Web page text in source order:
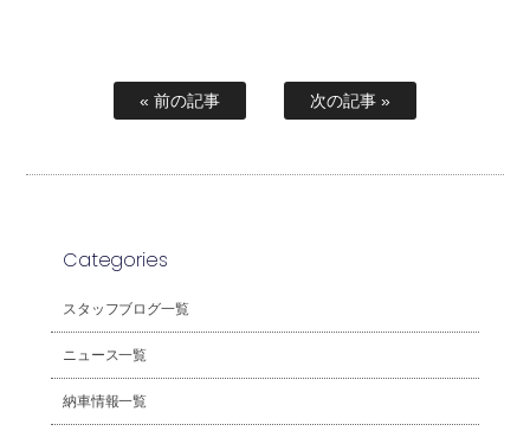
« 前の記事 次の記事 »
Categories
スタッフブログ一覧
ニュース一覧
納車情報一覧